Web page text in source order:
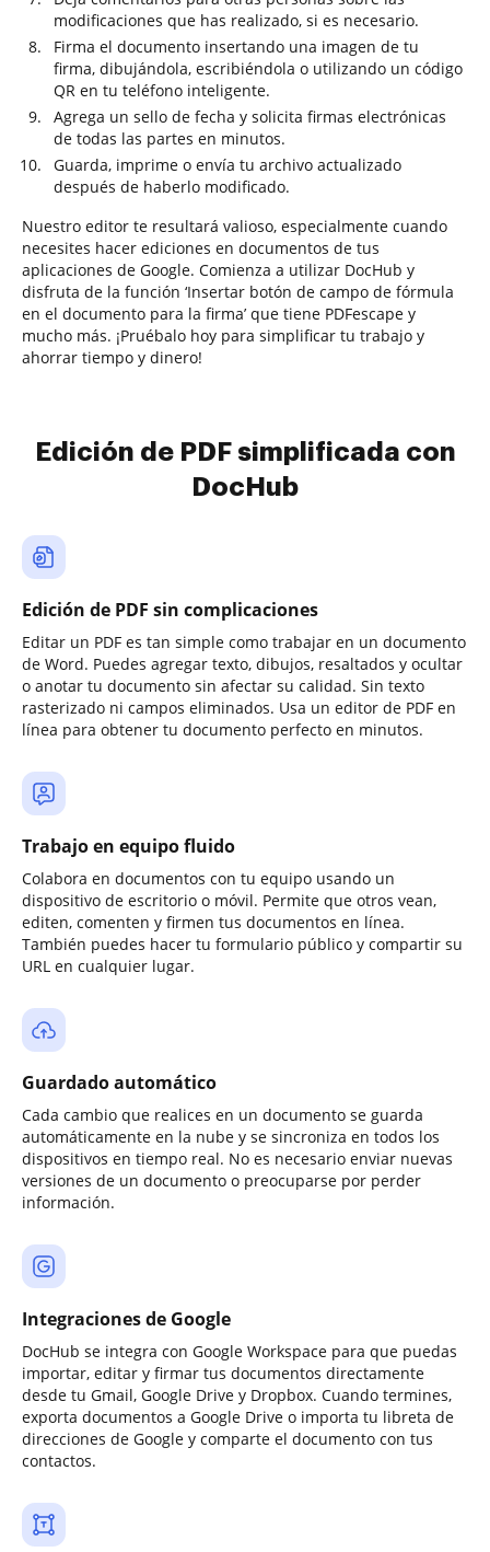
modificaciones que has realizado, si es necesario.
Firma el documento insertando una imagen de tu
firma, dibujándola, escribiéndola o utilizando un código
QR en tu teléfono inteligente.
Agrega un sello de fecha y solicita firmas electrónicas
de todas las partes en minutos.
Guarda, imprime o envía tu archivo actualizado
después de haberlo modificado.
Nuestro editor te resultará valioso, especialmente cuando
necesites hacer ediciones en documentos de tus
aplicaciones de Google. Comienza a utilizar DocHub y
disfruta de la función ‘Insertar botón de campo de fórmula
en el documento para la firma’ que tiene PDFescape y
mucho más. ¡Pruébalo hoy para simplificar tu trabajo y
ahorrar tiempo y dinero!
Edición de PDF simplificada con
DocHub
Edición de PDF sin complicaciones
Editar un PDF es tan simple como trabajar en un documento
de Word. Puedes agregar texto, dibujos, resaltados y ocultar
o anotar tu documento sin afectar su calidad. Sin texto
rasterizado ni campos eliminados. Usa un editor de PDF en
línea para obtener tu documento perfecto en minutos.
Trabajo en equipo fluido
Colabora en documentos con tu equipo usando un
dispositivo de escritorio o móvil. Permite que otros vean,
editen, comenten y firmen tus documentos en línea.
También puedes hacer tu formulario público y compartir su
URL en cualquier lugar.
Guardado automático
Cada cambio que realices en un documento se guarda
automáticamente en la nube y se sincroniza en todos los
dispositivos en tiempo real. No es necesario enviar nuevas
versiones de un documento o preocuparse por perder
información.
Integraciones de Google
DocHub se integra con Google Workspace para que puedas
importar, editar y firmar tus documentos directamente
desde tu Gmail, Google Drive y Dropbox. Cuando termines,
exporta documentos a Google Drive o importa tu libreta de
direcciones de Google y comparte el documento con tus
contactos.